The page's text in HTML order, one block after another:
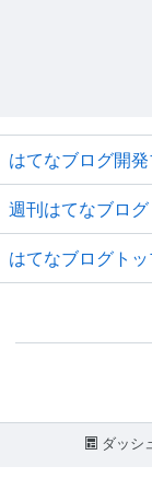
はてなブログ開
週刊はてなブログ
はてなブログト
ダッシ